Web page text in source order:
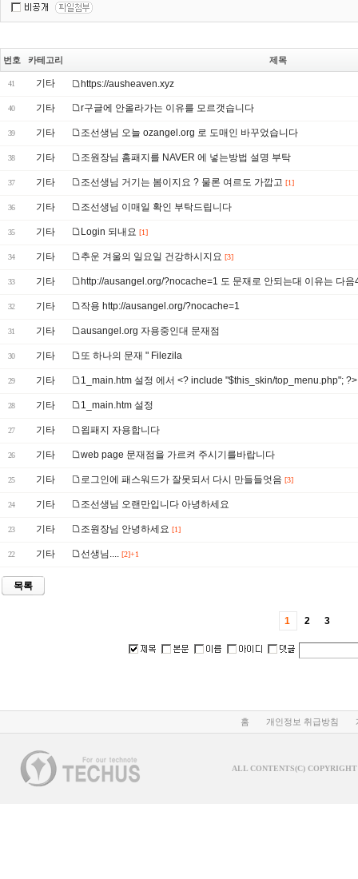
번호 카테고리 제목
41 기타 https://ausheaven.xyz
40 기타 r구글에 안올라가는 이유를 모르갯습니다
39 기타 조선생님 오늘 ozangel.org 로 도매인 바꾸었습니다
38 기타 조원장님 홈패지를 NAVER 에 넣는방법 설명 부탁
37 기타 조선생님 거기는 봄이지요 ? 물론 여르도 가깝고 [1]
36 기타 조선생님 이매일 확인 부탁드립니다
35 기타 Login 되내요 [1]
34 기타 추운 겨울의 일요일 건강하시지요 [3]
33 기타 http://ausangel.org/?nocache=1 도 문재로 안되는대 이유는 다음
32 기타 작용 http://ausangel.org/?nocache=1
31 기타 ausangel.org 자용중인대 문재점
30 기타 또 하나의 문재 " Filezila
29 기타 1_main.htm 설정 에서 <? include "$this_skin/top_menu.php"; ?>
28 기타 1_main.htm 설정
27 기타 욉패지 자용합니다
26 기타 web page 문재점을 가르켜 주시기를바랍니다
25 기타 로그인에 패스워드가 잘못되서 다시 만들들엇음 [3]
24 기타 조선생님 오랜만입니다 아녕하세요
23 기타 조원장님 안녕하세요 [1]
22 기타 선생님.... [2]+1
목록
1 2 3
홈 개인정보 취급방침
ALL CONTENTS(C)